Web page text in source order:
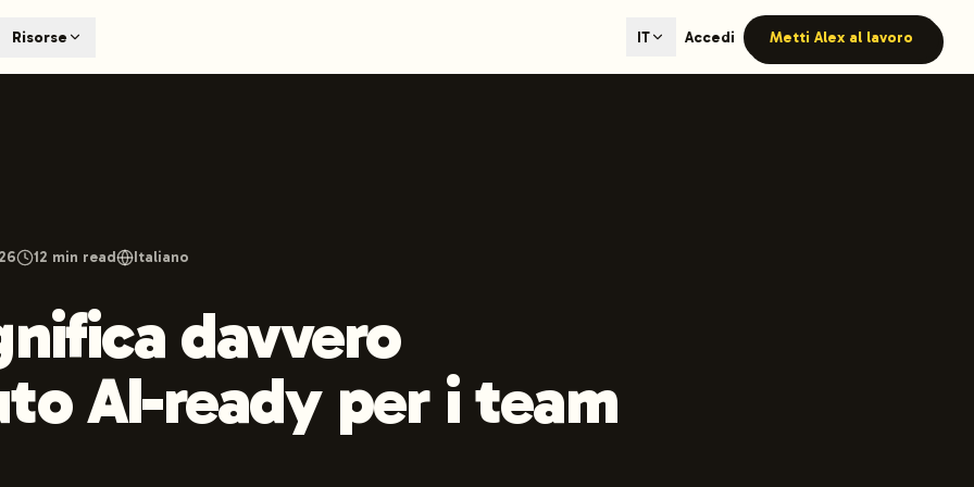
engines like ChatGPT, Claude, and Perplexity. Automated content generation with GEO optimization built-in.
hours.
Risorse IT Accedi Metti Alex al lavoro
12 min read Italiano
davvero
AI-ready per i team